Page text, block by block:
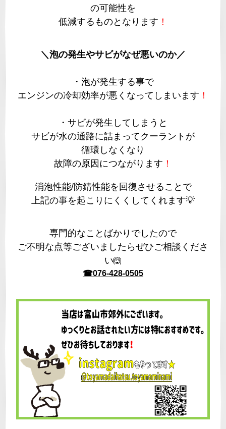
の可能性を
低減するものとなります ！
＼泡の発生やサビがなぜ悪いのか／
・泡が発生する事で
エンジンの冷却効率が悪くなってしまいます ！
・サビが発生してしまうと
サビが水の通路に詰まってクーラントが
循環しなくなり
故障の原因につながります ！
消泡性能/防錆性能を回復させることで
上記の事を起こりにくくしてくれます💡
専門的なことばかりでしたので
ご不明な点等ございましたらぜひご相談くださ
い🙆
☎076-428-0505